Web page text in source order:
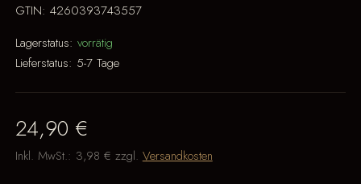
GTIN: 4260393743557
Lagerstatus: vorrätig
Lieferstatus: 5-7 Tage
24,90 €
Inkl. MwSt.: 3,98 € zzgl. Versandkosten